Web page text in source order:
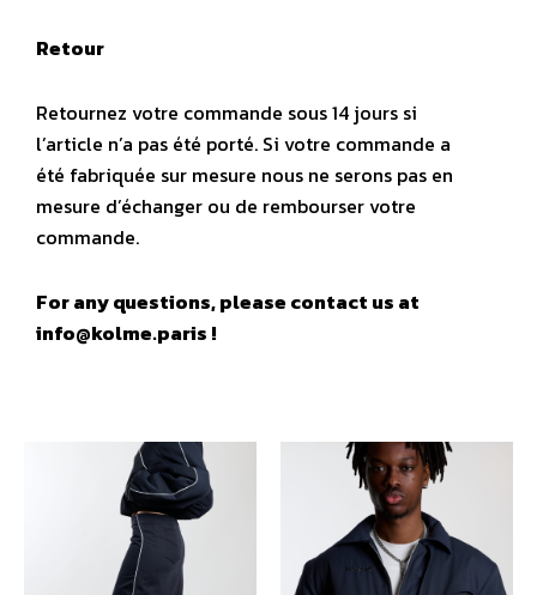
Retour
Retournez votre commande sous 14 jours si
l’article n’a pas été porté. Si votre commande a
été fabriquée sur mesure nous ne serons pas en
mesure d’échanger ou de rembourser votre
commande.
For any questions, please contact us at
info@kolme.paris !